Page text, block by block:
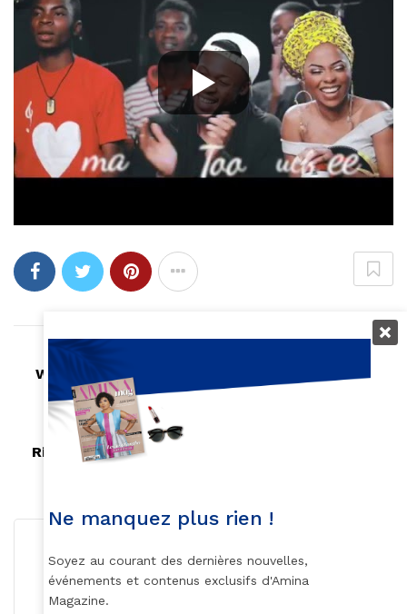
Willow Smith devient la nouvelle égérie de la
maison Chanel
Article suivant
Rihanna bloque définitivement une fan de son
Ne manquez plus rien !
Soyez au courant des dernières nouvelles,
événements et contenus exclusifs d'Amina
Magazine.